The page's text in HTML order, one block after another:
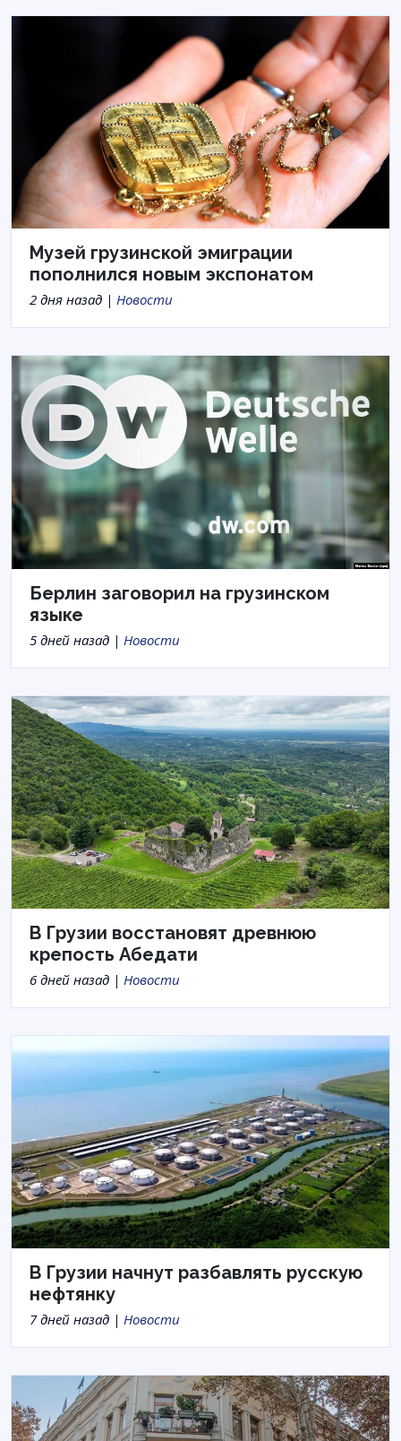
Музей грузинской эмиграции
пополнился новым экспонатом
2 дня назад | Новости
Берлин заговорил на грузинском
языке
5 дней назад | Новости
В Грузии восстановят древнюю
крепость Абедати
6 дней назад | Новости
В Грузии начнут разбавлять русскую
нефтянку
7 дней назад | Новости